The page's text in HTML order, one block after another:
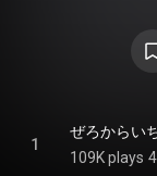
1
109K plays